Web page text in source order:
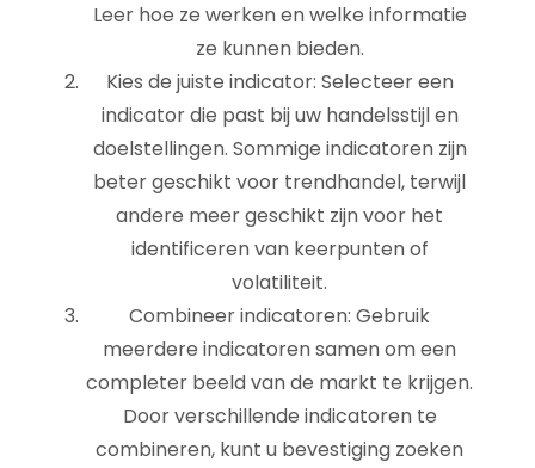
Leer hoe ze werken en welke informatie
ze kunnen bieden.
Kies de juiste indicator: Selecteer een
indicator die past bij uw handelsstijl en
doelstellingen. Sommige indicatoren zijn
beter geschikt voor trendhandel, terwijl
andere meer geschikt zijn voor het
identificeren van keerpunten of
volatiliteit.
Combineer indicatoren: Gebruik
meerdere indicatoren samen om een
completer beeld van de markt te krijgen.
Door verschillende indicatoren te
combineren, kunt u bevestiging zoeken